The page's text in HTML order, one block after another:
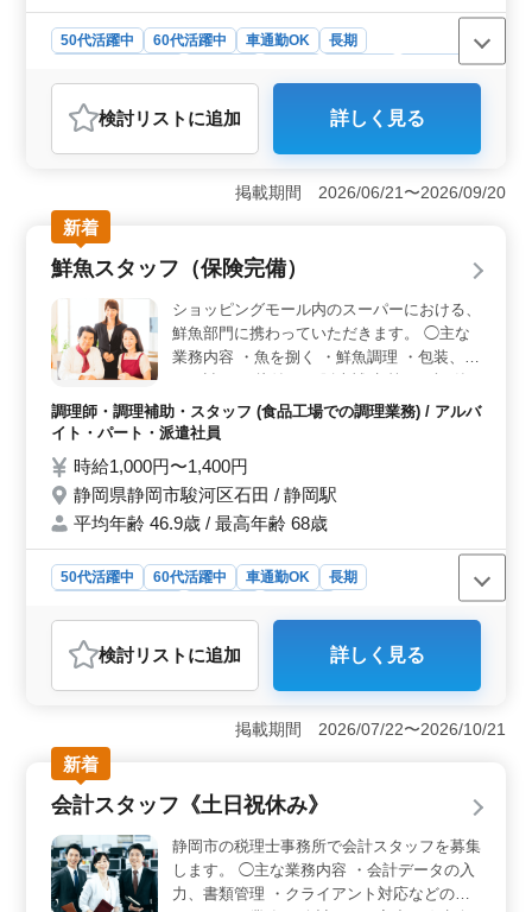
はお気軽にお問い合わせください！ 皆様の
ご応募お待ちしております！
50代活躍中 60代活躍中 車通勤OK
長期
派遣社員
おすすめポイント
＜経験者歓迎＞ 50代から60代まで幅広い世代が活躍中
です！経験豊富な方々がチームを支え、安心して働ける
環境です。長年培った技術や知識を存分に活かし、安定
したキャリアを築きませんか？経験者の方には特に働き
やすい環境が整えられています。 ＜業務内容＞ 定
期点検整備や車検対応など、幅広い整備業務に携われま
す！国産車メインの整備作業で、確かな技術力を活かし
ながら仕事に取り組むことができます。新しい技術や車
種にもチャレンジしながら、自身のスキルアップを図れ
る環境です。 ＜福利厚生＞ 社会保険完備や交通費
支給など、安心して働ける待遇が整っています！また、
車通勤や無料駐車場の利用が可能なので、通勤のストレ
スも軽減されます。働きながら、充実した生活を送るこ
とができます。
検討リスト に追加 詳しく見る
掲載期間 2026/06/21〜2026/09/20
新着
鮮魚スタッフ（保険完備）
ショッピングモール内のスーパーにおける、
鮮魚部門に携わっていただきます。 ◯主な
業務内容 ・魚を捌く ・鮮魚調理 ・包装、パ
単な作業から、慣れてきたら徐々に新しい仕
事をお任せします。 丁寧に指導しますの
鮮魚を取り扱った調理経験がある方は優遇し
ます。 条件面等お気軽にご相談ください。
調理師・調理補助・スタッフ (食品工場での調理業務) / アルバ
イト・パート・派遣社員
時給1,000円〜1,400円
静岡県静岡市駿河区石田 / 静岡駅
平均年齢 46.9歳 / 最高年齢 68歳
50代活躍中 60代活躍中 車通勤OK
長期
調理師・調理補助・スタッフ
おすすめポイント
＜働きやすい環境＞ 車通勤が可能で、通勤の負担を軽
減できます。残業がなく、プライベートとの両立も可能
です。特に50代・60代の方が活躍中の職場で、ブランク
があっても丁寧に指導してもらえる安心感がありま
す。 ＜成長をサポート＞ まずは簡単な作業からス
タートし、徐々に新しい業務に挑戦できる環境です。調
理経験が1年以上あればOKで、鮮魚に関するスキルを伸
ばしていけるチャンスです。経験者は優遇されるため、
即戦力としての活躍も期待できます。 ＜充実した福
利厚生＞ 保険完備で、安心して長期的に働ける環境で
検討リスト に追加 詳しく見る
掲載期間 2026/07/22〜2026/10/21
新着
会計スタッフ《土日祝休み》
静岡市の税理士事務所で会計スタッフを募集
します。 ◯主な業務内容 ・会計データの入
力、書類管理 ・クライアント対応などのア